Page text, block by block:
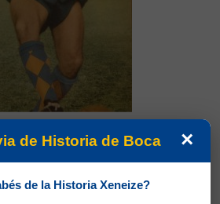
Rinaldo Fioramonte Martino
×
de Historia de Boca
de la Historia Xeneize?